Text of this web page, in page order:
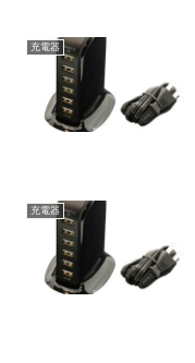
充電器
充電器